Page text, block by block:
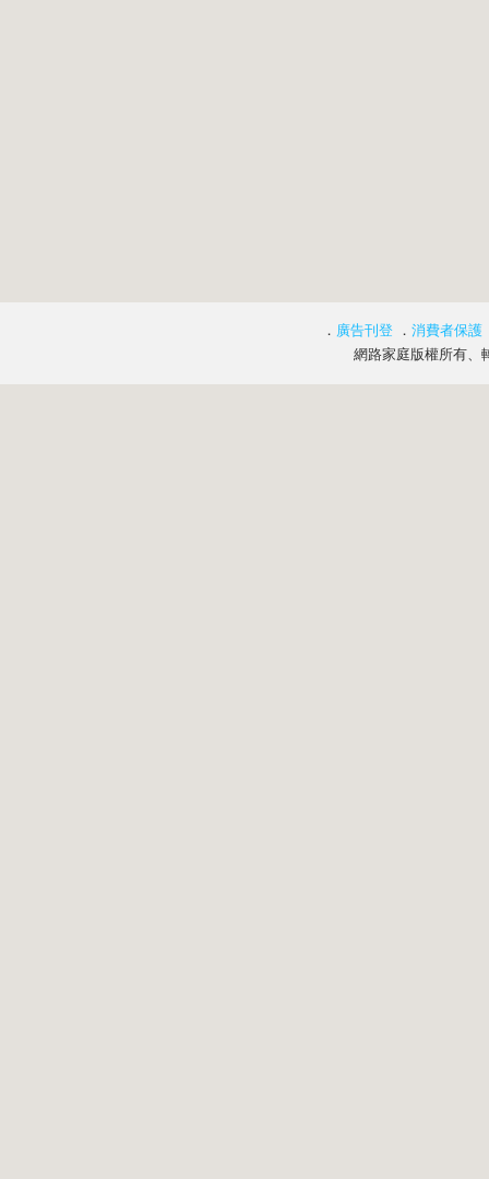
． 廣告刊登 ． 消費者保護
網路家庭版權所有、